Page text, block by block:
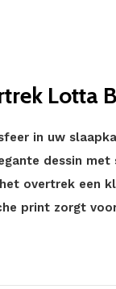
Lotta
in uw
dessin
overtrek een
print zorgt